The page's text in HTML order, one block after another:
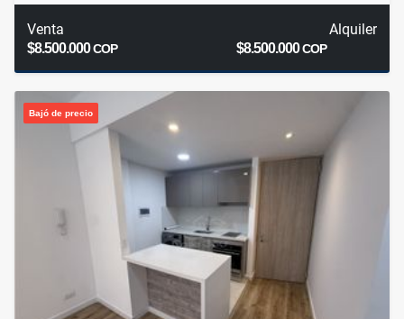
Venta
$8.500.000COP
Alquiler
$8.500.000COP
Bajó de precio